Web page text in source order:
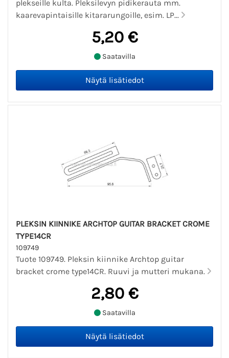
plekseille kulta. Pleksilevyn pidikerauta mm.
kaarevapintaisille kitararungoille, esim. LP...
5,20 €
Saatavilla
PLEKSIN KIINNIKE ARCHTOP GUITAR BRACKET CROME
TYPE14CR
109749
Tuote 109749. Pleksin kiinnike Archtop guitar
bracket crome type14CR. Ruuvi ja mutteri mukana.
2,80 €
Saatavilla